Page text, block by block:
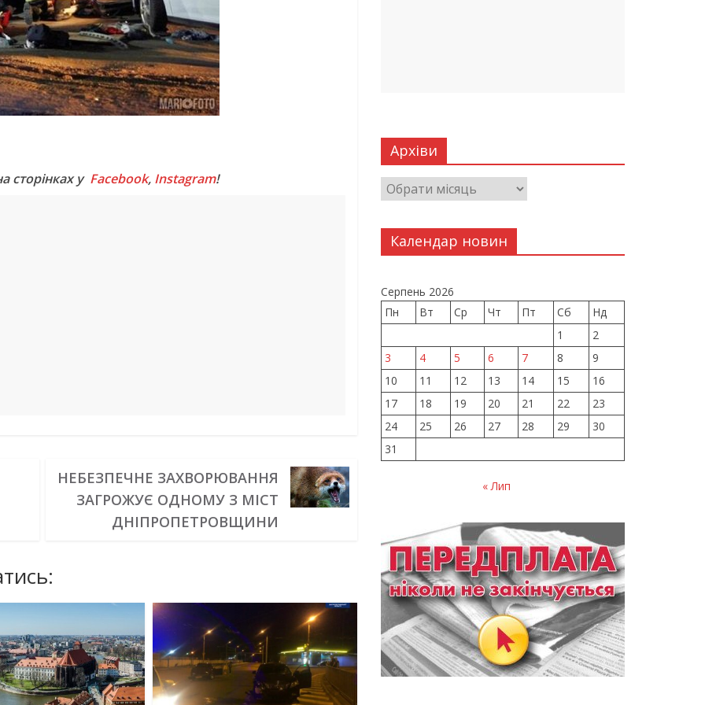
сторінках у Facebook, Instagram!
НЕБЕЗПЕЧНЕ ЗАХВОРЮВАННЯ
ЗАГРОЖУЄ ОДНОМУ З МІСТ
ДНІПРОПЕТРОВЩИНИ
Архіви
Календар новин
Серпень 2026
Пн
Вт Ср Чт Пт Сб
Нд
1
2
3
4 5 6 7 8
9
10
11 12 13 14 15
16
17
18 19 20 21 22
23
24
25 26 27 28 29
30
31
« Лип